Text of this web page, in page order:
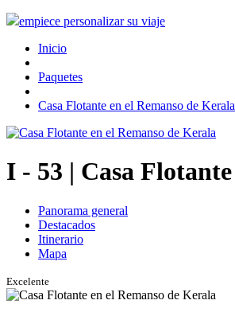
empiece personalizar su viaje
Inicio
Paquetes
Casa Flotante en el Remanso de Kerala
I - 53 | Casa
Panorama general
Destacados
Itinerario
Mapa
Excelente